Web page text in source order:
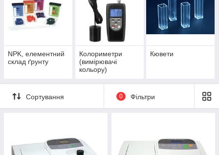
NPK, елементний
склад ґрунту
Колориметри
(вимірювачі
кольору)
Кювети
Сортування 0 Фільтри